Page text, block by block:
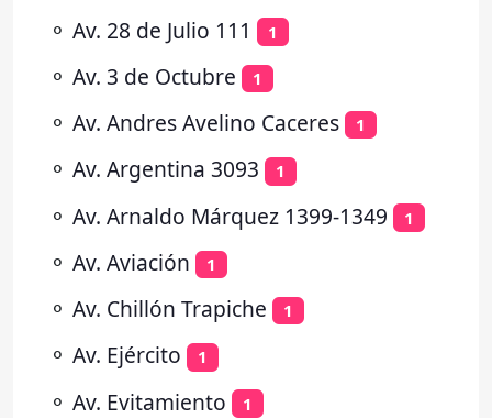
⚬ Av. 28 de Julio 111 1
⚬ Av. 3 de Octubre 1
⚬ Av. Andres Avelino Caceres 1
⚬ Av. Argentina 3093 1
⚬ Av. Arnaldo Márquez 1399-1349 1
⚬ Av. Aviación 1
⚬ Av. Chillón Trapiche 1
⚬ Av. Ejército 1
⚬ Av. Evitamiento 1